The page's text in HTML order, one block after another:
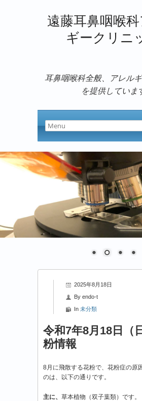
遠藤耳鼻咽喉
ギークリニ
耳鼻咽喉科全般、アレル
を提供していま
2025年8月18日
By endo-t
In 未分類
令和7年8月18日（
粉情報
8月に飛散する花粉で、花粉症の原
のは、以下の通りです。
主に、 草本植物（双子葉類）です。